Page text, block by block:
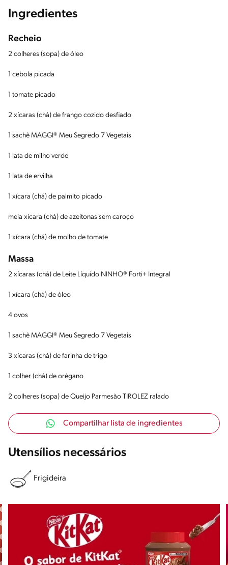
Ingredientes
Recheio
2 colheres (sopa) de óleo
1 cebola picada
1 tomate picado
2 xícaras (chá) de frango cozido desfiado
1 sachê MAGGI® Meu Segredo 7 Vegetais
1 lata de milho verde
1 lata de ervilha
1 xícara (chá) de palmito picado
meia xícara (chá) de azeitonas sem caroço
1 xícara (chá) de molho de tomate
Massa
2 xícaras (chá) de Leite Líquido NINHO® Forti+ Integral
1 xícara (chá) de óleo
4 ovos
1 sachê MAGGI® Meu Segredo 7 Vegetais
3 xícaras (chá) de farinha de trigo
1 colher (chá) de orégano
2 colheres (sopa) de Queijo Parmesão TIROLEZ ralado
Compartilhar lista de ingredientes
Utensílios necessários
Frigideira